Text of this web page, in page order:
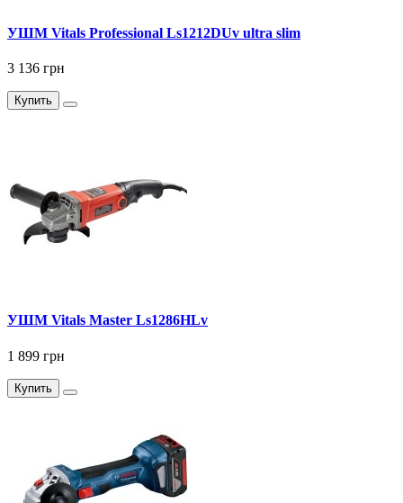
УШМ Vitals Professional Ls1212DUv ultra slim
3 136 грн
Купить
УШМ Vitals Master Ls1286HLv
1 899 грн
Купить